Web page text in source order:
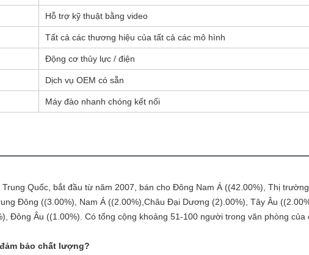
Hỗ trợ kỹ thuật bằng video
Tất cả các thương hiệu của tất cả các mô hình
Động cơ thủy lực / điện
Dịch vụ OEM có sẵn
Máy đào nhanh chóng kết nối
Quốc, bắt đầu từ năm 2007, bán cho Đông Nam Á ((42.00%), Thị
Đông ((3.00%), Nam Á ((2.00%),Châu Đại Dương (2).00%), Tây Âu
Đông Âu ((1.00%). Có tổng cộng khoảng 51-100 người trong văn phòng của
bảo chất lượng?